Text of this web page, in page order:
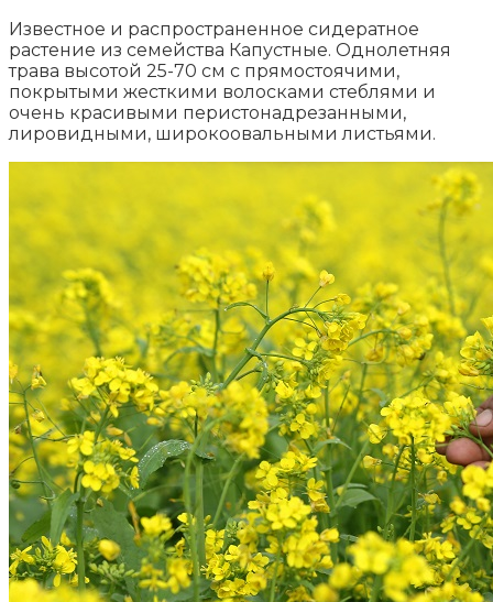
Известное и распространенное сидератное
растение из семейства Капустные. Однолетняя
трава высотой 25-70 см с прямостоячими,
покрытыми жесткими волосками стеблями и
очень красивыми перистонадрезанными,
лировидными, широкоовальными листьями.